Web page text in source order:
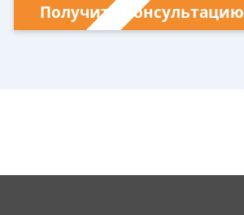
Получить консультацию